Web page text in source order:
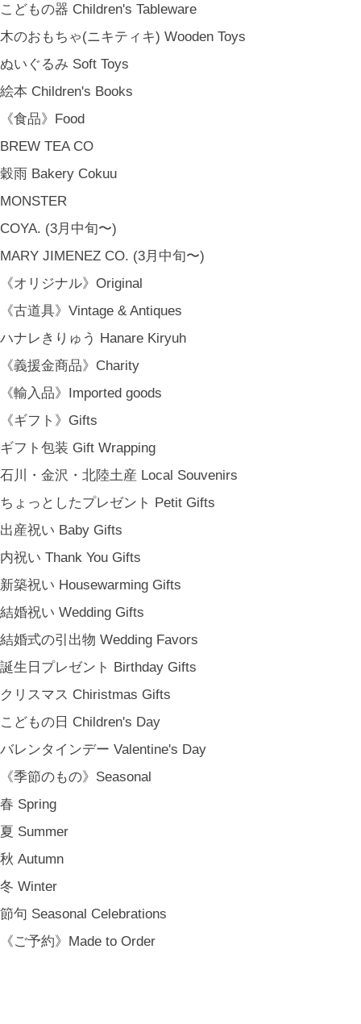
こどもの器 Children's Tableware
木のおもちゃ(ニキティキ) Wooden Toys
ぬいぐるみ Soft Toys
絵本 Children's Books
《食品》Food
BREW TEA CO
穀雨 Bakery Cokuu
MONSTER
COYA. (3月中旬〜)
MARY JIMENEZ CO. (3月中旬〜)
《オリジナル》Original
《古道具》Vintage & Antiques
ハナレきりゅう Hanare Kiryuh
《義援金商品》Charity
《輸入品》Imported goods
《ギフト》Gifts
ギフト包装 Gift Wrapping
石川・金沢・北陸土産 Local Souvenirs
ちょっとしたプレゼント Petit Gifts
出産祝い Baby Gifts
内祝い Thank You Gifts
新築祝い Housewarming Gifts
結婚祝い Wedding Gifts
結婚式の引出物 Wedding Favors
誕生日プレゼント Birthday Gifts
クリスマス Chiristmas Gifts
こどもの日 Children's Day
バレンタインデー Valentine's Day
《季節のもの》Seasonal
春 Spring
夏 Summer
秋 Autumn
冬 Winter
節句 Seasonal Celebrations
《ご予約》Made to Order